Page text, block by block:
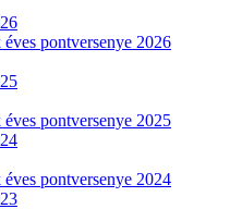
pontversenye 2026
pontversenye 2025
pontversenye 2024